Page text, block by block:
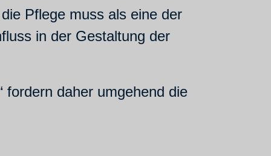
Pflege muss als eine der
in der Gestaltung der
fordern daher umgehend die